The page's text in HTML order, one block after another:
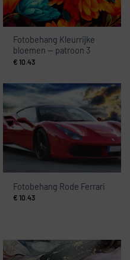
Fotobehang Kleurrijke
bloemen — patroon 3
€ 10.43
Fotobehang Rode Ferrari
€ 10.43